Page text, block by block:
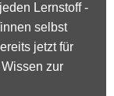
Lernstoff -
selbst
jetzt für
zur